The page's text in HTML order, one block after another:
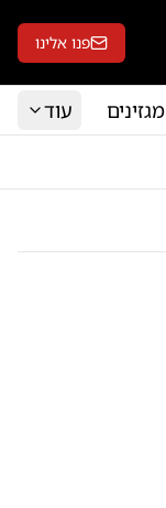
פנו אלינו
מגזינים עוד